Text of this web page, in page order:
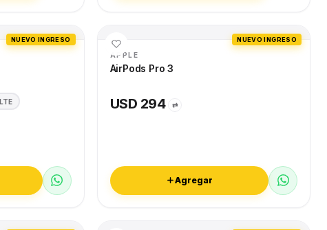
NUEVO INGRESO NUEVO INGRESO
APPLE
AirPods Pro 3
USD 294 ⇄
Agregar